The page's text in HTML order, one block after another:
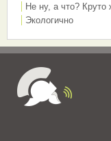
Не ну, а что?
Экологично